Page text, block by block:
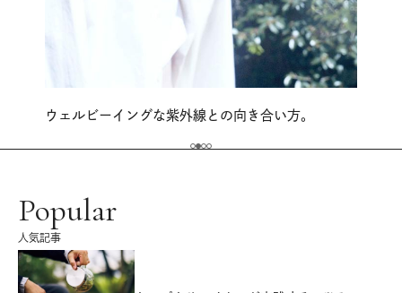
ウェルビーイングな紫外線との向き合い方。
Popular
人気記事